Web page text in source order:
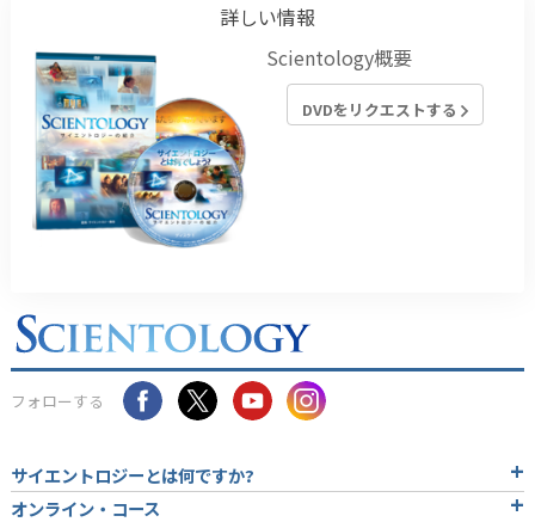
詳しい情報
Scientology概要
DVDをリクエストする
フォローする
サイエントロジーとは何ですか?
オンライン・コース